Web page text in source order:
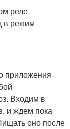
реле
в режим
приложения
Входим в
и ждем пока
оно после